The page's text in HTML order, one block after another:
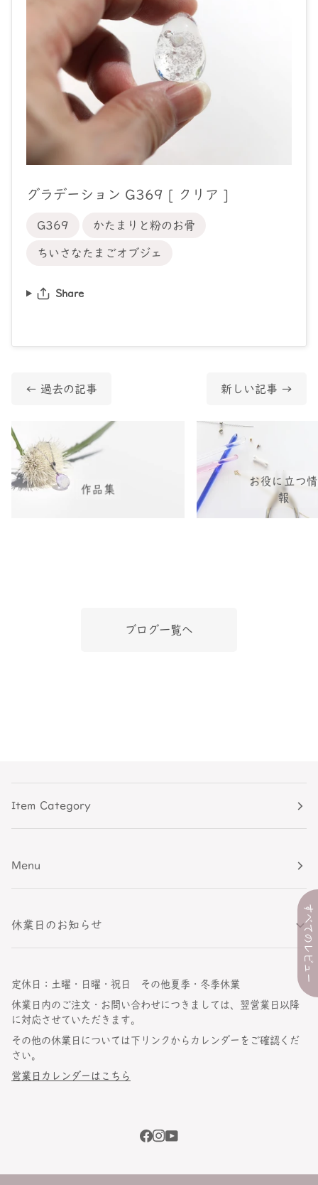
グラデーション G369 [ クリア ]
G369 かたまりと粉のお骨
ちいさなたまごオブジェ
Share
← 過去の記事 新しい記事 →
作品集
お役に立つ情
報
ブログ一覧へ
Item Category
Menu
休業日のお知らせ
定休日：土曜・日曜・祝日 その他夏季・冬季休業
休業日内のご注文・お問い合わせにつきましては、翌営業日以降
に対応させていただきます。
その他の休業日については下リンクからカレンダーをご確認くだ
さい。
営業日カレンダーはこちら
すべてのレビュー